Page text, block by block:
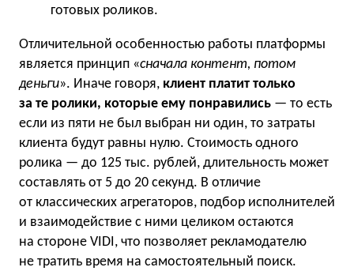
готовых роликов.
Отличительной особенностью работы платформы
является принцип «сначала контент, потом
деньги». Иначе говоря, клиент платит только
за те ролики, которые ему понравились — то есть
если из пяти не был выбран ни один, то затраты
клиента будут равны нулю. Стоимость одного
ролика — до 125 тыс. рублей, длительность может
составлять от 5 до 20 секунд. В отличие
от классических агрегаторов, подбор исполнителей
и взаимодействие с ними целиком остаются
на стороне VIDI, что позволяет рекламодателю
не тратить время на самостоятельный поиск.